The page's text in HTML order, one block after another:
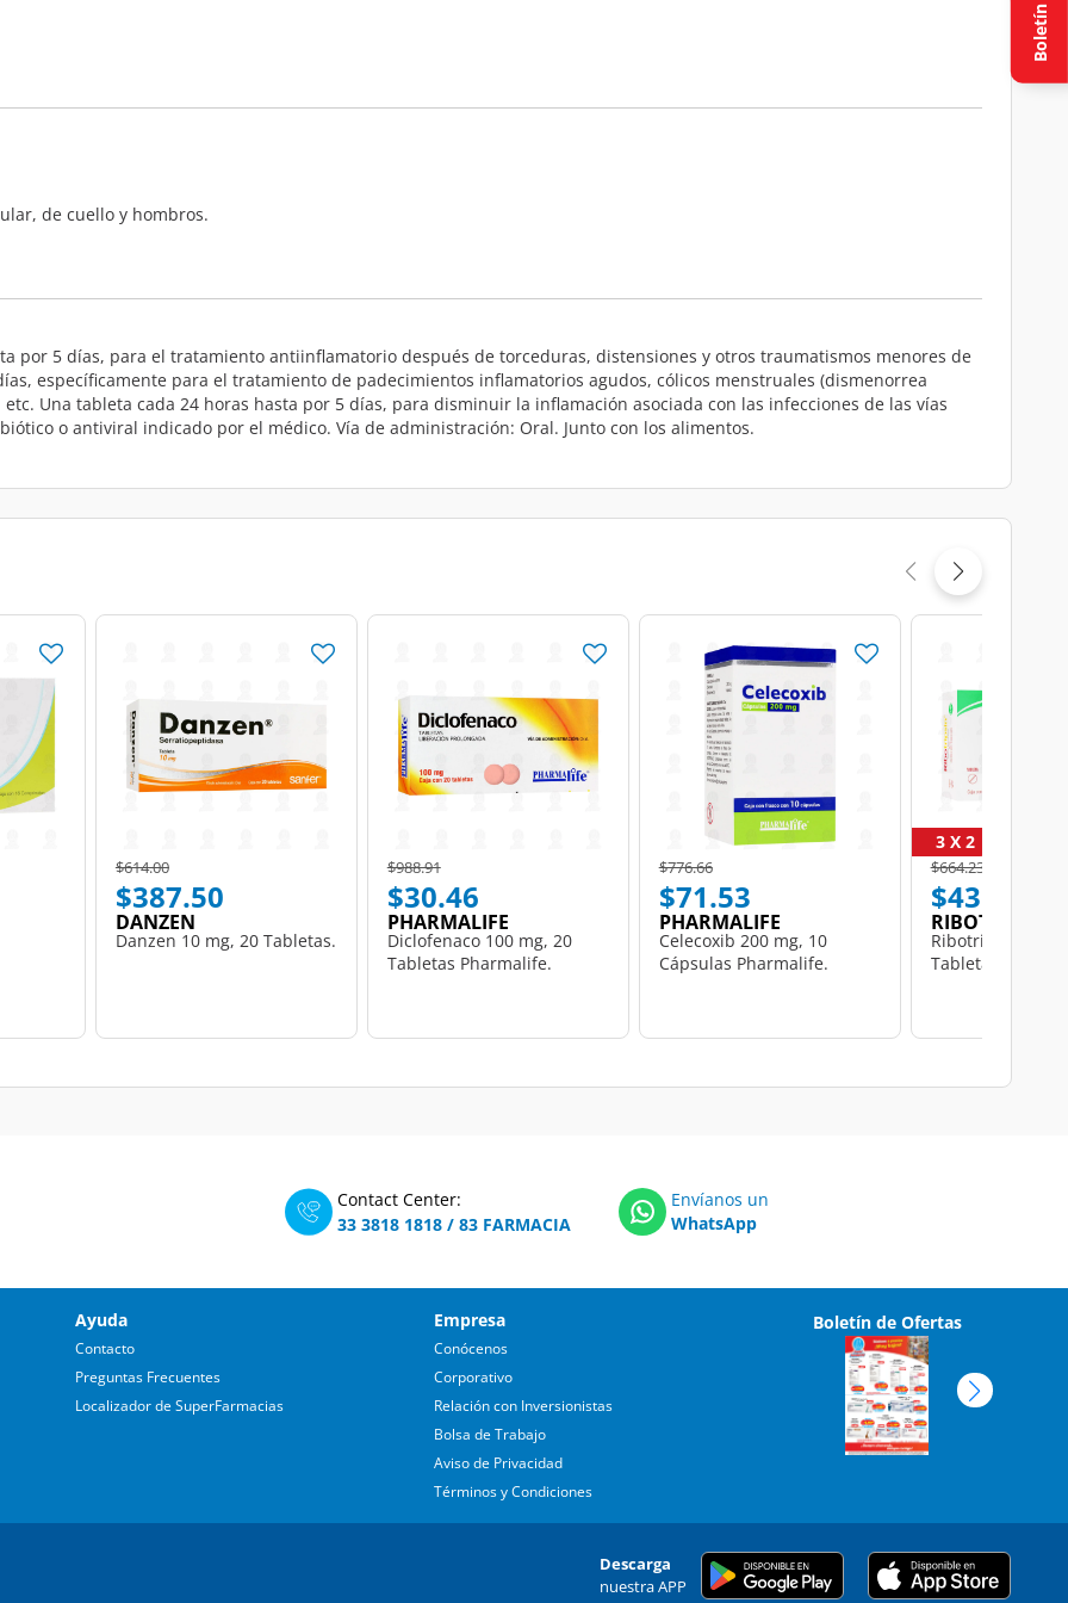
de cuello y hombros.
por 5 días, para el tratamiento antiinflamatorio después de torceduras, distensiones y otros traumatismos menores de
específicamente para el tratamiento de padecimientos inflamatorios agudos, cólicos menstruales (dismenorrea
Una tableta cada 24 horas hasta por 5 días, para disminuir la inflamación asociada con las infecciones de las vías
o antiviral indicado por el médico. Vía de administración: Oral. Junto con los alimentos.
Price reduced from
$614.00to
$387.50
DANZEN
Danzen 10 mg, 20 Tabletas.
Price reduced from
$988.91to
$30.46
PHARMALIFE
Diclofenaco 100 mg, 20
Tabletas Pharmalife.
Price reduced from
$776.66to
$71.53
PHARMALIFE
Celecoxib 200 mg, 10
Cápsulas Pharmalife.
Price reduced from
$664.23
$435.07
RIBOTRIPSIN
Ribotripsin 18
Tabletas.
3 X 2
Contact Center:
33 3818 1818 / 83 FARMACIA
Envíanos un
WhatsApp
Ayuda
Contacto
Preguntas Frecuentes
Localizador de SuperFarmacias
Empresa
Conócenos
Corporativo
Relación con Inversionistas
Bolsa de Trabajo
Aviso de Privacidad
Términos y Condiciones
Boletín de Ofertas
Descarga
nuestra APP
Boletín